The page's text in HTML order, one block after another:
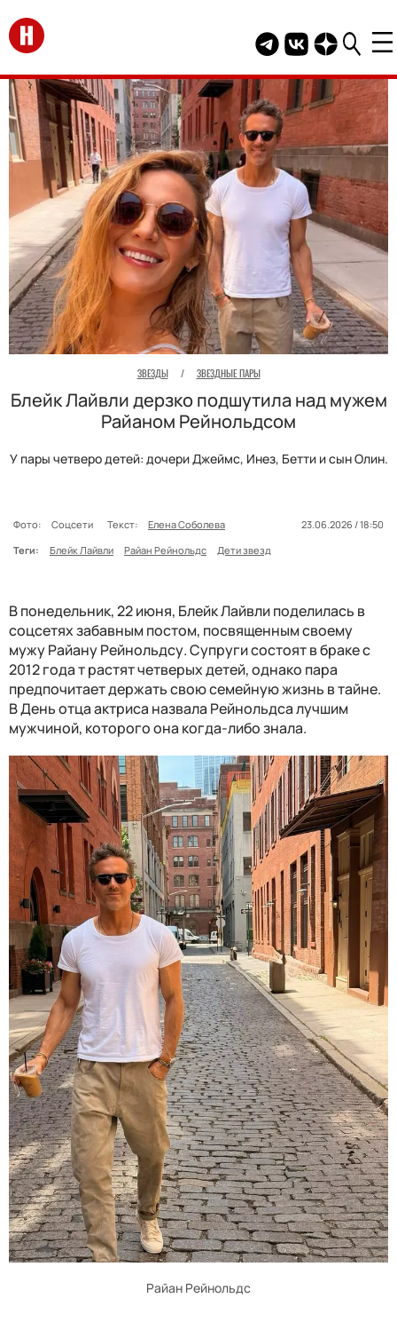
Перейти на главную
Telegram канал
Группа HELLO
Канал
ЗВЕЗДЫ / ЗВЕЗДНЫЕ ПАРЫ
Блейк Лайвли дерзко подшутила над мужем
Райаном Рейнольдсом
У пары четверо детей: дочери Джеймс, Инез, Бетти и сын Олин.
Фото: Соцсети Текст: Елена Соболева
23.06.2026 / 18:50
Теги:
Блейк Лайвли Райан Рейнольдс Дети звезд
В понедельник, 22 июня, Блейк Лайвли поделилась в
соцсетях забавным постом, посвященным своему
мужу Райану Рейнольдсу. Супруги состоят в браке с
2012 года т растят четверых детей, однако пара
предпочитает держать свою семейную жизнь в тайне.
В День отца актриса назвала Рейнольдса лучшим
мужчиной, которого она когда-либо знала.
Райан Рейнольдс